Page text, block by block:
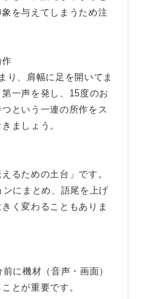
を与えてしまうため注
り、肩幅に足を開いてま
一声を発し、15度のお
という一連の所作をス
ましょう。
るための土台」です。
にまとめ、語尾を上げ
く変わることもありま
に機材（音声・画面）
とが重要です。